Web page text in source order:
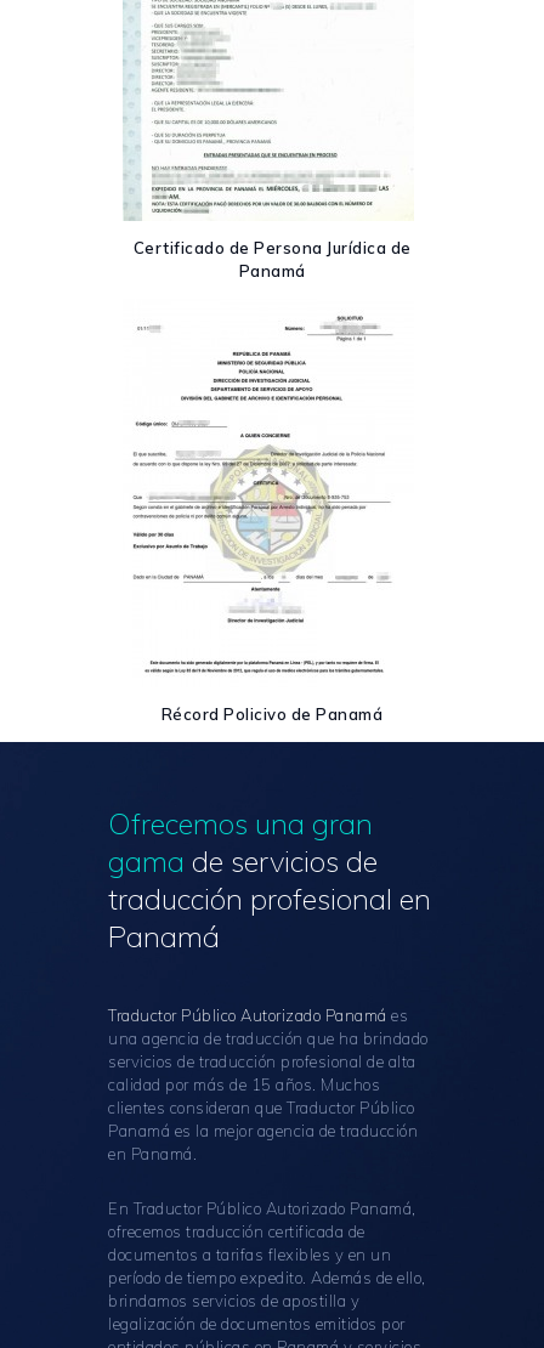
Certificado de Persona Jurídica de
Panamá
Récord Policivo de Panamá
Ofrecemos una gran
gama de servicios de
traducción profesional en
Panamá
Traductor Público Autorizado Panamá es
una agencia de traducción que ha brindado
servicios de traducción profesional de alta
calidad por más de 15 años. Muchos
clientes consideran que Traductor Público
Panamá es la mejor agencia de traducción
en Panamá.
En Traductor Público Autorizado Panamá,
ofrecemos traducción certificada de
documentos a tarifas flexibles y en un
período de tiempo expedito. Además de ello,
brindamos servicios de apostilla y
legalización de documentos emitidos por